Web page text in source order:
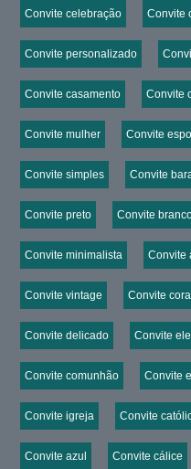
Convite celebração Convite
Convite personalizado
Convite casamento Convite
Convite mulher Convite
Convite simples Convite
Convite preto Convite
Convite minimalista Convite
Convite vintage Convite
Convite delicado Convite
Convite comunhão Convite
Convite igreja Convite
Convite azul Convite cálice